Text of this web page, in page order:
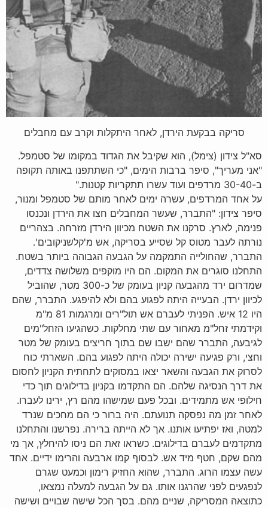
סריקה בבקעת הירדן, לאחר היתקלות וקרב עם מחבלים
סא"ל צידון (צימל), הוא שקיבל את הגדוד במקומו של סטמפל.
"אני מעריך", סיפר ברבות הימים, "כי השתתפנו באותה תקופה
ב-30-40 מרדפים ועוד עשרו תתקריות קטנות."
על אחד המרדפים, עשרה ימים לאחר מותם של סטמפל ומנור,
סיפר צידון: "התברר, שעשר המחבלים חצו את הירדן ונכנסו
פנימה, לארץ. סרקנו את השטח מכיוון הירדן מזרחה. בצהריים
נורתה לעבר מטוס קל שסייע בסריקה, אש מ'קלשניקובים'.
התברר, שהחולייה התמקמה על הגבעה הגבוהה ביותר בשטח.
התחלנו סוגרים את המקום. הם היו מוקפים משלושה צדדים,
שמדרום ירד מהגבעה קניון בעומק של כ-300 מטר, שהוביל
לכיוון ירדן. הבעייה היתה לפגוע בהם ולא להיפגע. התברר, שהם
היו 12 איש. הפניתי לעברם אש תול"רים ומרגמות 81 מ"מ
וקידמתי זחל"מ מאחור עם שתי מחלקות. כשהגיעו הזחל"מים
לגיבעה, התברר שהם ישבו שם בתוך חריצים בעומק של מטר
וחצי, ורק פגיעה ישירה יכולה היתה לפגוע בהם. השארתי כוח
לסרוק את הגבעה והשאר יצאו במסוקים לתחתית הקניון לחסום
את דרך הנסיגה שלהם. הם התקדמו בקניון בדילוגים תוך כדי
חילופי אש מתמידים. ובכל פעם שמישהו מהם רץ, ירינו לעברו.
לאחר זמן מה נפסקה תנועתם. היה ברור כי הם מחכים שנרד
למטה, ואז יפתיעו אותנו. אך לא הייתה ברירה. נפרשנו והתחלנו
מתקדמים לעברם בדילוגים. כשראו זאת הם ניסו להיחלץ, אך מי
מהם שקם, חטף מיד אש. לבסוף קמו ארבעה והרימו ידיים. אחד
עשה עצמו הרוג. התברר, שהוא החזיק רימון וכמעט שגרם
לנפגעים לפני שהרגנו אותו. גם על הגבעה למעלה נמצאו,
כתוצאה המסריקה, שניים מהם. בסך הכל שישה שבויים ושישה